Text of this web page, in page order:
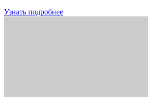
Узнать подробнее